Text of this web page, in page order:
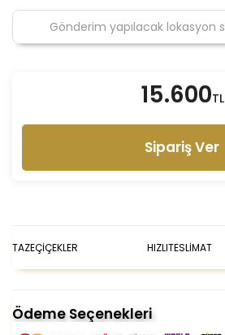
15.600TL
Sipariş Ver
TAZEÇİÇEKLER HIZLITESLİMAT
Ödeme Seçenekleri